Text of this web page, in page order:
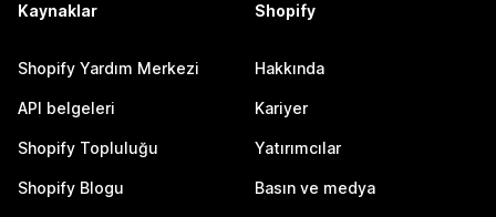
Kaynaklar
Shopify Yardım Merkezi
API belgeleri
Shopify Topluluğu
Shopify Blogu
Shopify
Hakkında
Kariyer
Yatırımcılar
Basın ve medya